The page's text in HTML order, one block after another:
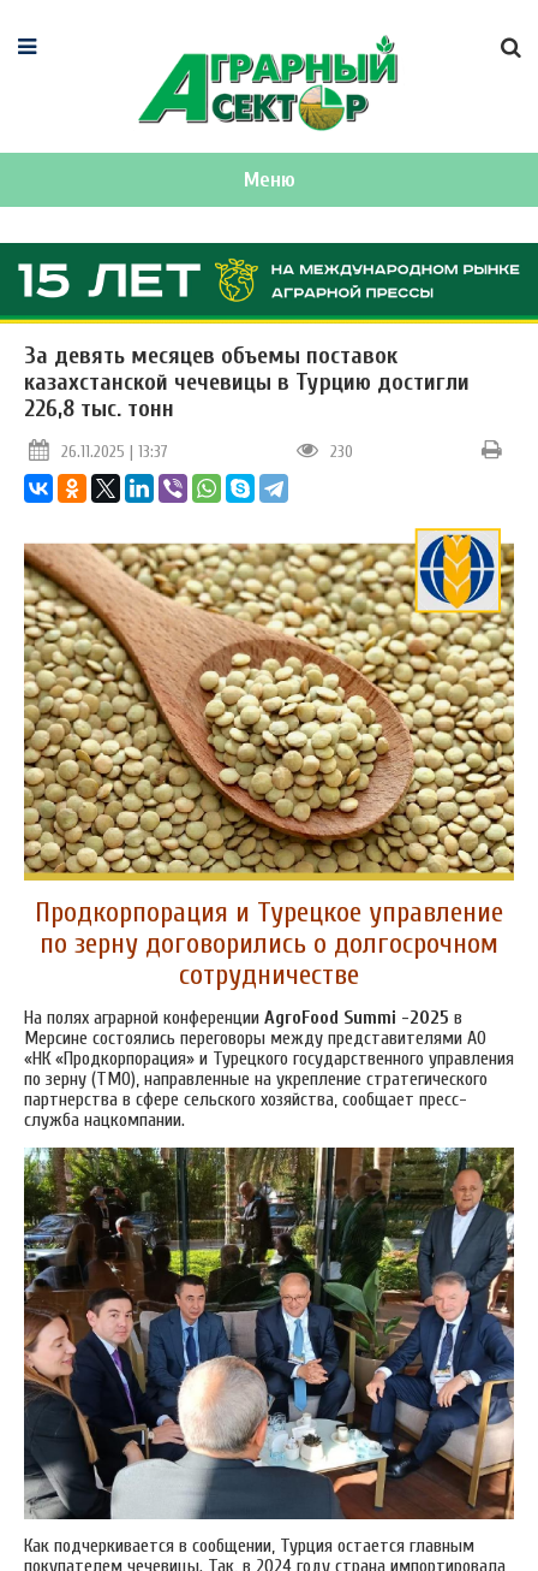
Меню
За девять месяцев объемы поставок
казахстанской чечевицы в Турцию достигли
226,8 тыс. тонн
26.11.2025 | 13:37 230
Продкорпорация и Турецкое управление
по зерну договорились о долгосрочном
сотрудничестве
На полях аграрной конференции AgroFood Summi -2025 в
Мерсине состоялись переговоры между представителями АО
«НК «Продкорпорация» и Турецкого государственного управления
по зерну (ТМО), направленные на укрепление стратегического
партнерства в сфере сельского хозяйства, сообщает пресс-
служба нацкомпании.
Как подчеркивается в сообщении, Турция остается главным
покупателем чечевицы. Так, в 2024 году страна импортировала